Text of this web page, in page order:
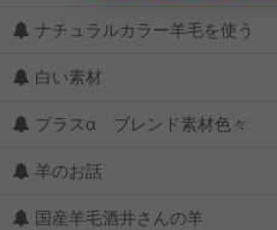
ナチュラルカラー羊毛を使う
白い素材
プラスα ブレンド素材色々
羊のお話
国産羊毛酒井さんの羊